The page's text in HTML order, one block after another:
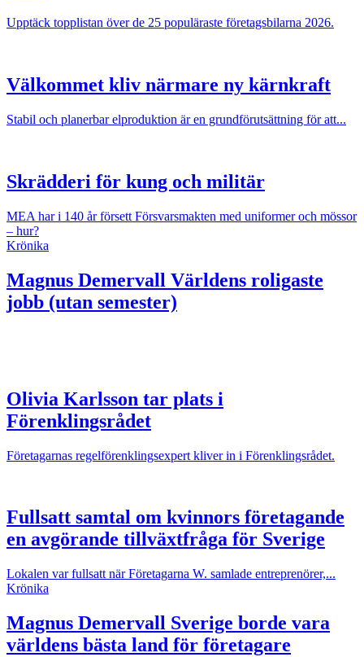
Upptäck topplistan över de 25 populäraste företagsbilarna 2026.
Välkommet kliv närmare ny kärnkraft
Stabil och planerbar elproduktion är en grundförutsättning för att...
Skrädderi för kung och militär
MEA har i 140 år försett Försvarsmakten med uniformer och mössor
– hur?
Krönika
Magnus Demervall Världens roligaste
jobb (utan semester)
Olivia Karlsson tar plats i
Förenklingsrådet
Företagarnas regelförenklingsexpert kliver in i Förenklingsrådet.
Fullsatt samtal om kvinnors företagande
en avgörande tillväxtfråga för Sverige
Lokalen var fullsatt när Företagarna W. samlade entreprenörer,...
Krönika
Magnus Demervall Sverige borde vara
världens bästa land för företagare